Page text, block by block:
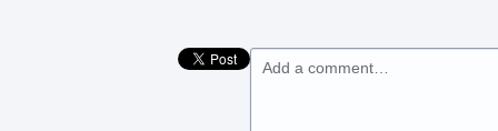
Add a comment…